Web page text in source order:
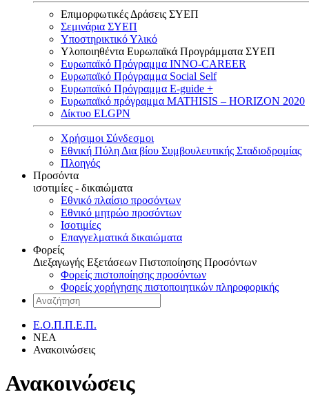
Επιμορφωτικές Δράσεις ΣΥΕΠ
Σεμινάρια ΣΥΕΠ
Υποστηρικτικό Υλικό
Υλοποιηθέντα Ευρωπαϊκά Προγράμματα ΣΥΕΠ
Ευρωπαϊκό Πρόγραμμα INNO-CAREER
Ευρωπαϊκό Πρόγραμμα Social Self
Ευρωπαϊκό Πρόγραμμα E-guide +
Ευρωπαϊκό πρόγραμμα MATHISIS – HORIZON 2020
Δίκτυο ELGPN
Χρήσιμοι Σύνδεσμοι
Εθνική Πύλη Δια βίου Συμβουλευτικής Σταδιοδρομίας
Πλοηγός
Προσόντα
ισοτιμίες - δικαιώματα
Εθνικό πλαίσιο προσόντων
Εθνικό μητρώο προσόντων
Ισοτιμίες
Επαγγελματικά δικαιώματα
Φορείς
Διεξαγωγής Εξετάσεων Πιστοποίησης Προσόντων
Φορείς πιστοποίησης προσόντων
Φορείς χορήγησης πιστοποιητικών πληροφορικής
Ε.Ο.Π.Π.Ε.Π.
ΝΕΑ
Ανακοινώσεις
Ανακοινώσεις